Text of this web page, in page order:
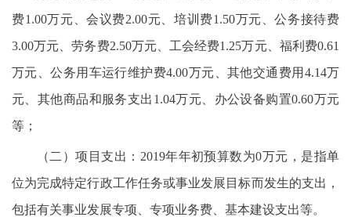
费1.00万元、会议费2.00元、培训费1.50万元、公务接待费
3.00万元、劳务费2.50万元、工会经费1.25万元、福利费0.61
万元、公务用车运行维护费4.00万元、其他交通费用4.14万
元、其他商品和服务支出1.04万元、办公设备购置0.60万元
等；
（二）项目支出：2019年年初预算数为0万元，是指单
位为完成特定行政工作任务或事业发展目标而发生的支出，
包括有关事业发展专项、专项业务费、基本建设支出等。